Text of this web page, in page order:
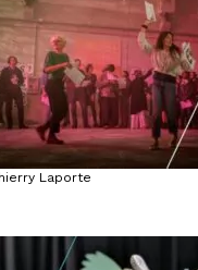
Laporte